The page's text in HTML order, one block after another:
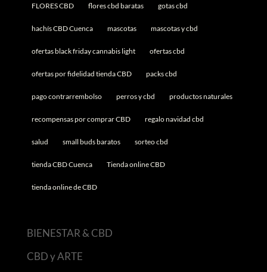
FLORES CBD flores cbd baratas gotas cbd
hachís CBD Cuenca mascotas mascotas y cbd
ofertas black friday cannabis light ofertas cbd
ofertas por fidelidad tienda CBD packs cbd
pago contrarrembolso perros y cbd productos naturales
recompensas por comprar CBD regalo navidad cbd
salud small buds baratos sorteo cbd
tienda CBD Cuenca Tienda online CBD
tienda online de CBD
BIENESTAR & CBD
CBD y ARTE